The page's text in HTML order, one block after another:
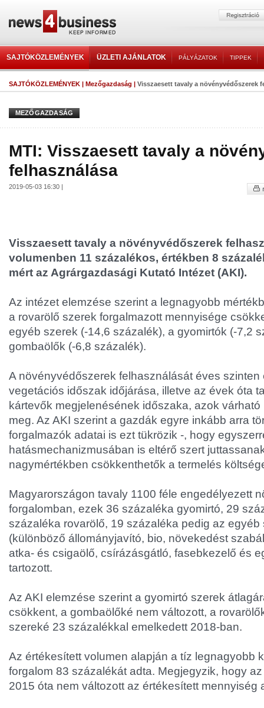
SAJTÓKÖZLEMÉNYEK ÜZLETI AJÁNLATOK PÁLYÁZATOK TIPPEK
SAJTÓKÖZLEMÉNYEK | Mezőgazdaság | Visszaesett tavaly a növényvédőszerek
MEZŐGAZDASÁG
MTI: Visszaesett tavaly a
felhasználása
2019-05-03 16:30 |
Visszaesett tavaly a növényvédőszerek
volumenben 11 százalékos, értékben 8
mért az Agrárgazdasági Kutató Intézet (AKI).
Az intézet elemzése szerint a legnagyobb
a rovarölő szerek forgalmazott mennyisége
egyéb szerek (-14,6 százalék), a gyomirtók (-7,2
gombaölők (-6,8 százalék).
A növényvédőszerek felhasználását éves szinten
vegetációs időszak időjárása, illetve az évek óta
kártevők megjelenésének időszaka, azok
meg. Az AKI szerint a gazdák egyre inkább arra
forgalmazók adatai is ezt tükrözik -, hogy
hatásmechanizmusában is eltérő szert
nagymértékben csökkenthetők a termelés
Magyarországon tavaly 1100 féle engedélyezett
forgalomban, ezek 36 százaléka gyomirtó, 29
százaléka rovarölő, 19 százaléka pedig az egyéb
(különböző állományjavító, bio, növekedést
atka- és csigaölő, csírázásgátló, fasebkezelő és
tartozott.
Az AKI elemzése szerint a gyomirtó szerek
csökkent, a gombaölőké nem változott, a
szereké 23 százalékkal emelkedett 2018-ban.
Az értékesített volumen alapján a tíz legnagyobb
forgalom 83 százalékát adta. Megjegyzik, hogy
2015 óta nem változott az értékesített mennyiség